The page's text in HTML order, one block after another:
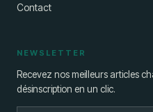
Contact
NEWSLETTER
Recevez nos meilleurs articles
désinscription en un clic.